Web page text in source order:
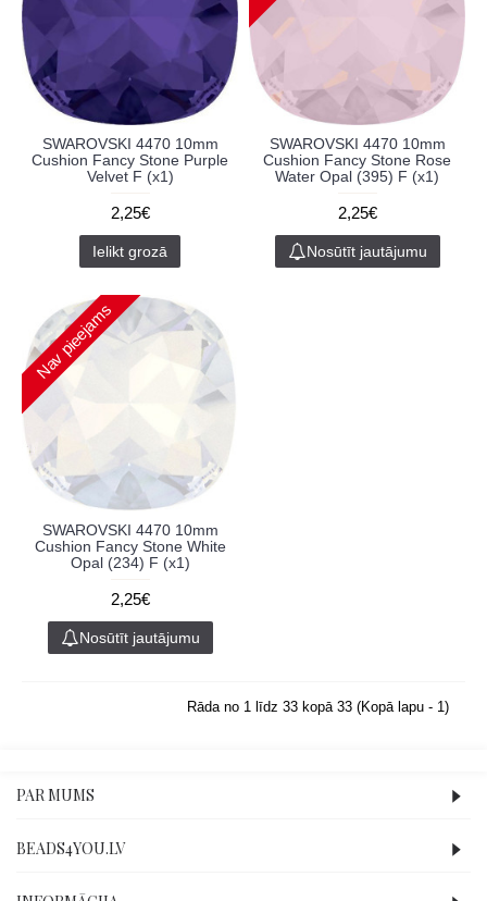
SWAROVSKI 4470 10mm
Cushion Fancy Stone Purple
Velvet F (x1)
2,25€
Ielikt grozā
SWAROVSKI 4470 10mm
Cushion Fancy Stone Rose
Water Opal (395) F (x1)
2,25€
Nosūtīt jautājumu
Nav pieejams
SWAROVSKI 4470 10mm
Cushion Fancy Stone White
Opal (234) F (x1)
2,25€
Nosūtīt jautājumu
Rāda no 1 līdz 33 kopā 33 (Kopā lapu - 1)
PAR MUMS
BEADS4YOU.LV